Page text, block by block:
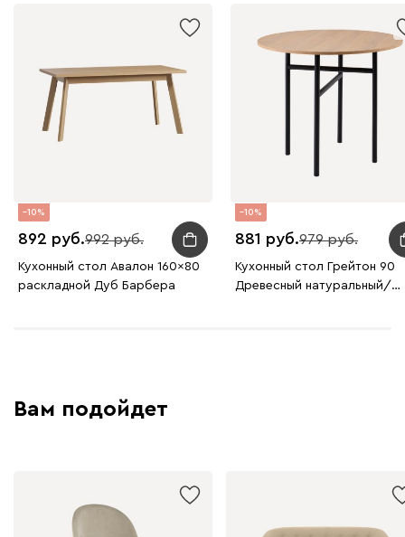
10
892 992
Кухонный стол Авалон 160x80
раскладной Дуб Барбера
10
881 979
Кухонный стол Грейтон 90
Древесный натуральный/
Вам подойдет